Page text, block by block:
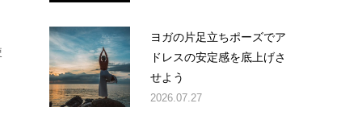
ヨガの片足立ちポーズでア
ドレスの安定感を底上げさ
せよう
2026.07.27